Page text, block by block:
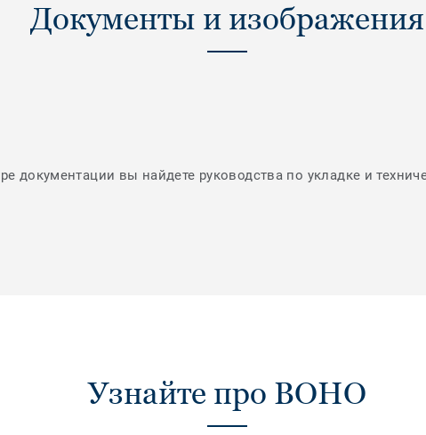
Документы и изображения
документации вы найдете руководства по укладке и
Узнайте про BOHO